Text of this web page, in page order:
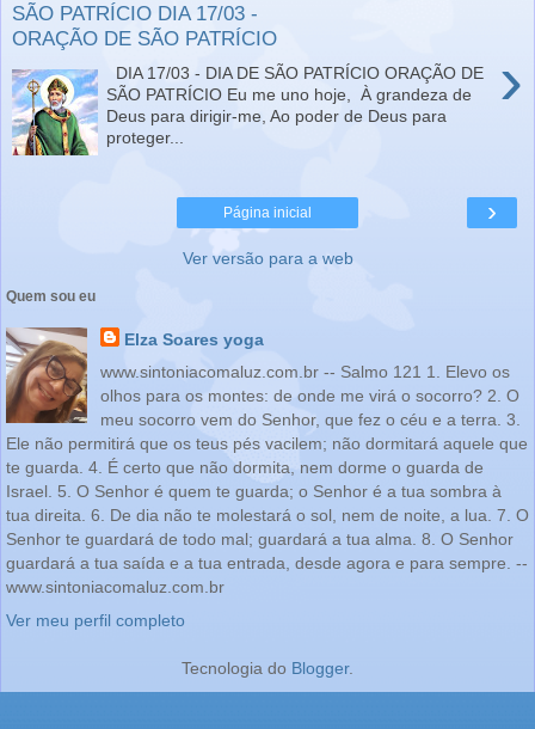
SÃO PATRÍCIO DIA 17/03 -
ORAÇÃO DE SÃO PATRÍCIO
›
DIA 17/03 - DIA DE SÃO PATRÍCIO ORAÇÃO DE
SÃO PATRÍCIO Eu me uno hoje, À grandeza de
Deus para dirigir-me, Ao poder de Deus para
proteger...
›
Página inicial
Ver versão para a web
Quem sou eu
Elza Soares yoga
www.sintoniacomaluz.com.br -- Salmo 121 1. Elevo os
olhos para os montes: de onde me virá o socorro? 2. O
meu socorro vem do Senhor, que fez o céu e a terra. 3.
Ele não permitirá que os teus pés vacilem; não dormitará aquele que
te guarda. 4. É certo que não dormita, nem dorme o guarda de
Israel. 5. O Senhor é quem te guarda; o Senhor é a tua sombra à
tua direita. 6. De dia não te molestará o sol, nem de noite, a lua. 7. O
Senhor te guardará de todo mal; guardará a tua alma. 8. O Senhor
guardará a tua saída e a tua entrada, desde agora e para sempre. --
www.sintoniacomaluz.com.br
Ver meu perfil completo
Tecnologia do Blogger.